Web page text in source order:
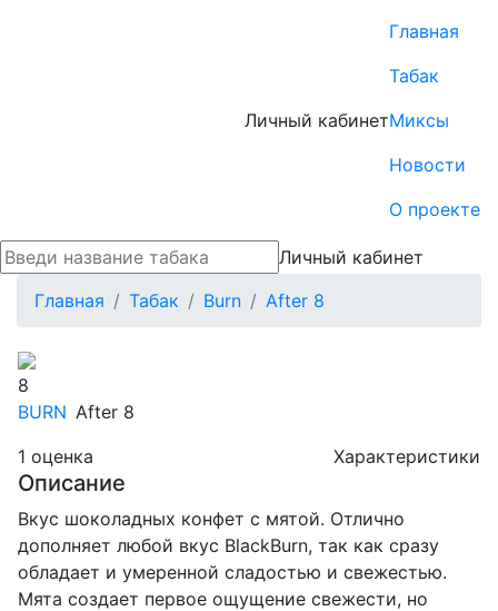
Личный кабинет
Главная
Табак
Миксы
Новости
О проекте
Личный кабинет
Главная
Табак Burn After 8
8
BURN After 8
1 оценка Характеристики
Описание
Вкус шоколадных конфет с мятой. Отлично
дополняет любой вкус BlackBurn, так как сразу
обладает и умеренной сладостью и свежестью.
Мята создает первое ощущение свежести, но